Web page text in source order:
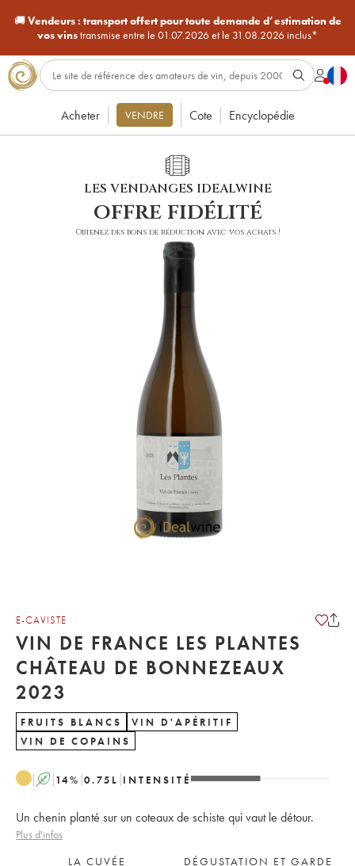
🚚Vendeurs : transport offert pour toute demande d’estimation de
vos vinstransmise entre le 01.07.2026 et le 31.08.2026 inclus*
Acheter VENDRE Cote Encyclopédie
LES VENDANGES IDEALWINE
offre fidélité
Obtenez des bons de réduction avec vos achats !
E-CAVISTE
VIN DE FRANCE LES PLANTES
CHÂTEAU DE BONNEZEAUX
2023
FRUITS BLANCS
VIN D'APÉRITIF
VIN DE COPAINS
A 14% 0.75 L INTENSITÉ
Un chenin planté sur un coteaux de schiste qui vaut le détour.
Plus d'infos
LA CUVÉE
DÉGUSTATION ET GARDE